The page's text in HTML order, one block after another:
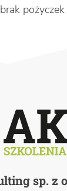
sp. z